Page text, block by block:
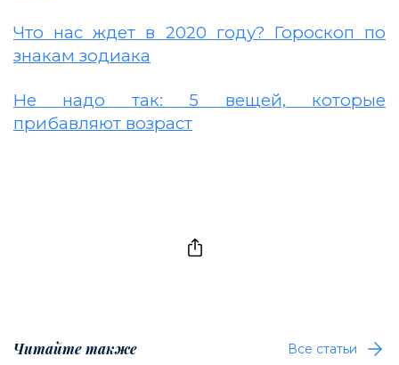
Что нас ждет в 2020 году? Гороскоп по
знакам зодиака
Не надо так: 5 вещей, которые
прибавляют возраст
Читайте также Все статьи